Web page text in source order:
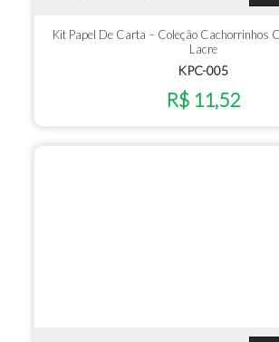
Kit Papel De Carta – Coleção Cachorrinhos
Lacre
KPC-005
R$ 11,52